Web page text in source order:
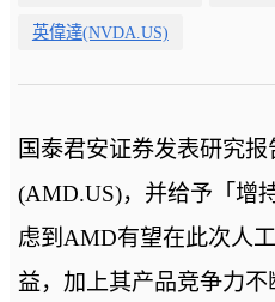
英偉達(NVDA.US)
国泰君安证券发表研究
(AMD.US)，并给予「增
虑到AMD有望在此次人
益，加上其产品竞争力